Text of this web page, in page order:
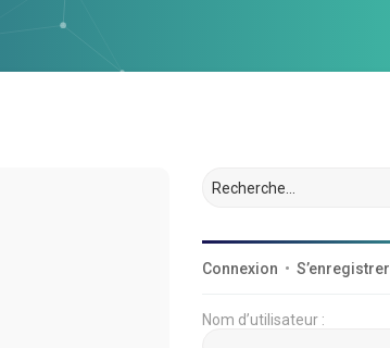
Connexion • S’enregistrer
Nom d’utilisateur :